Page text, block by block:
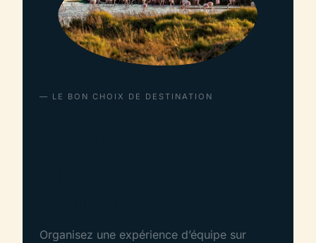
— LE BON CHOIX DE DESTINATION
Organisez une expérience d’équipe sur